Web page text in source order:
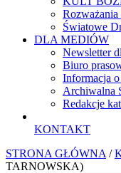
Rozważania
Światowe
DLA MEDIÓW
Newsletter
Biuro
Informacja
Archiwalna
Redakcje
KONTAKT
STRONA GŁÓWNA /
TARNOWSKA)